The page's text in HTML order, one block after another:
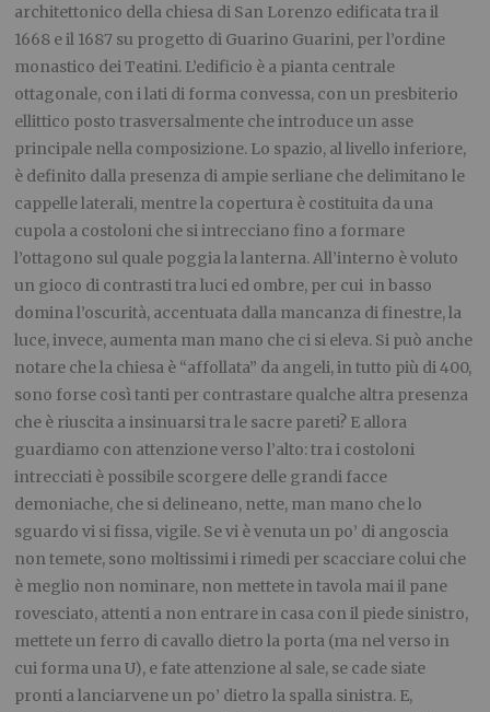
architettonico della chiesa di San Lorenzo edificata tra il
1668 e il 1687 su progetto di Guarino Guarini, per l’ordine
monastico dei Teatini. L’edificio è a pianta centrale
ottagonale, con i lati di forma convessa, con un presbiterio
ellittico posto trasversalmente che introduce un asse
principale nella composizione. Lo spazio, al livello inferiore,
è definito dalla presenza di ampie serliane che delimitano le
cappelle laterali, mentre la copertura è costituita da una
cupola a costoloni che si intrecciano fino a formare
l’ottagono sul quale poggia la lanterna. All’interno è voluto
un gioco di contrasti tra luci ed ombre, per cui in basso
domina l’oscurità, accentuata dalla mancanza di finestre, la
luce, invece, aumenta man mano che ci si eleva. Si può anche
notare che la chiesa è “affollata” da angeli, in tutto più di 400,
sono forse così tanti per contrastare qualche altra presenza
che è riuscita a insinuarsi tra le sacre pareti? E allora
guardiamo con attenzione verso l’alto: tra i costoloni
intrecciati è possibile scorgere delle grandi facce
demoniache, che si delineano, nette, man mano che lo
sguardo vi si fissa, vigile. Se vi è venuta un po’ di angoscia
non temete, sono moltissimi i rimedi per scacciare colui che
è meglio non nominare, non mettete in tavola mai il pane
rovesciato, attenti a non entrare in casa con il piede sinistro,
mettete un ferro di cavallo dietro la porta (ma nel verso in
cui forma una U), e fate attenzione al sale, se cade siate
pronti a lanciarvene un po’ dietro la spalla sinistra. E,